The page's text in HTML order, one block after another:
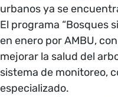
urbanos ya se
El programa “Bosques
en enero por AMBU,
mejorar la salud del
sistema de monitoreo,
especializado.